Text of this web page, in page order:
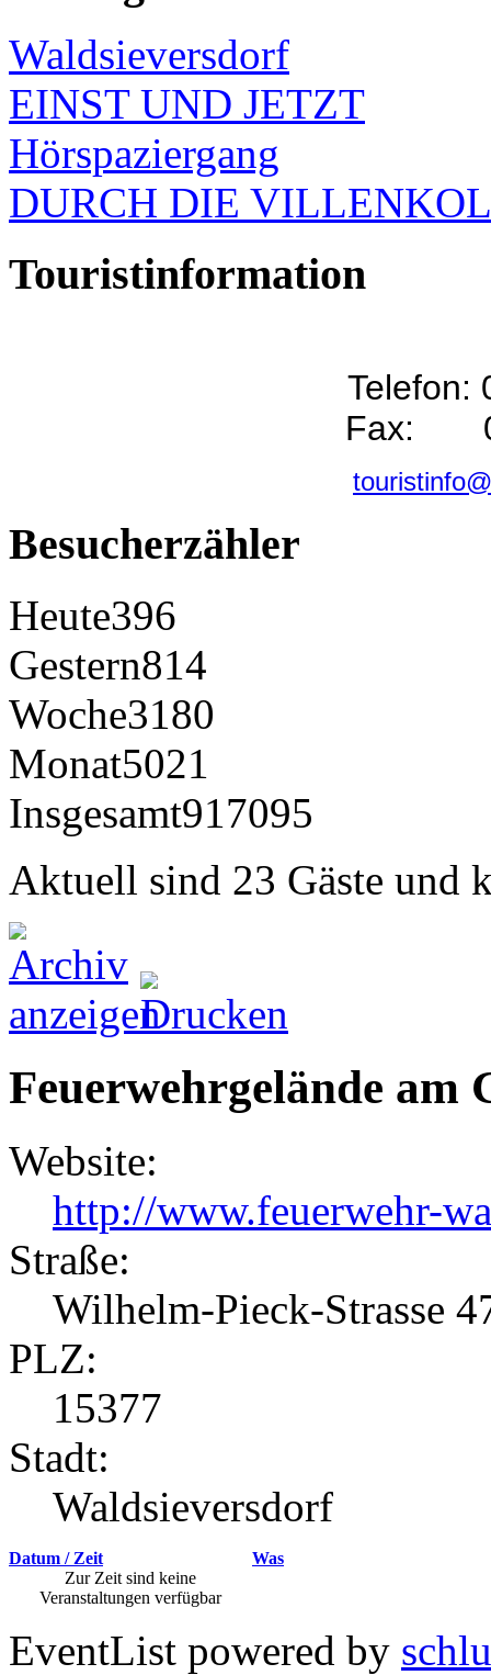
Waldsieversdorf
EINST UND JETZT
Hörspaziergang
DURCH DIE
Touristinformation
Telefon:
Fax:
Besucherzähler
Heute396
Gestern814
Woche3180
Monat5021
Insgesamt917095
Aktuell sind 23 Gäste und
Feuerwehrgelände am
Website:
http://www.feuerwehr-
Straße:
Wilhelm-Pieck-Strasse
PLZ:
15377
Stadt:
Waldsieversdorf
Datum / Zeit
Was
Zur Zeit sind keine
Veranstaltungen verfügbar
EventList powered by